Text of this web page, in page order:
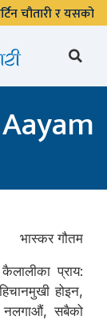
भास्कर गौतम
प्राय:
होइन,
नलगाऔं, सबैको